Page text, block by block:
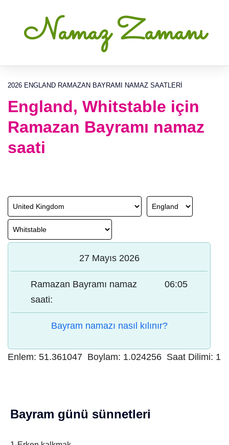
Namaz Zamanı
2026 ENGLAND RAMAZAN BAYRAMI NAMAZ SAATLERI
England, Whitstable için
Ramazan Bayramı namaz
saati
27 Mayıs 2026
Ramazan Bayramı namaz
saati:
06:05
Bayram namazı nasıl kılınır?
Enlem: 51.361047 Boylam: 1.024256 Saat Dilimi: 1
Bayram günü sünnetleri